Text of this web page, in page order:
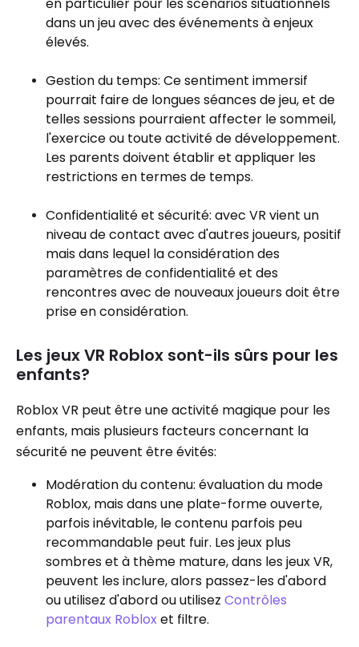
dans un jeu avec des événements à enjeux
élevés.
Gestion du temps: Ce sentiment immersif
pourrait faire de longues séances de jeu, et de
telles sessions pourraient affecter le sommeil,
l'exercice ou toute activité de développement.
Les parents doivent établir et appliquer les
restrictions en termes de temps.
Confidentialité et sécurité: avec VR vient un
niveau de contact avec d'autres joueurs, positif
mais dans lequel la considération des
paramètres de confidentialité et des
rencontres avec de nouveaux joueurs doit être
prise en considération.
Les jeux VR Roblox sont-ils sûrs pour les
enfants?
Roblox VR peut être une activité magique pour les
enfants, mais plusieurs facteurs concernant la
sécurité ne peuvent être évités:
Modération du contenu: évaluation du mode
Roblox, mais dans une plate-forme ouverte,
parfois inévitable, le contenu parfois peu
recommandable peut fuir. Les jeux plus
sombres et à thème mature, dans les jeux VR,
peuvent les inclure, alors passez-les d'abord
ou utilisez d'abord ou utilisez Contrôles
parentaux Robloxet filtre.